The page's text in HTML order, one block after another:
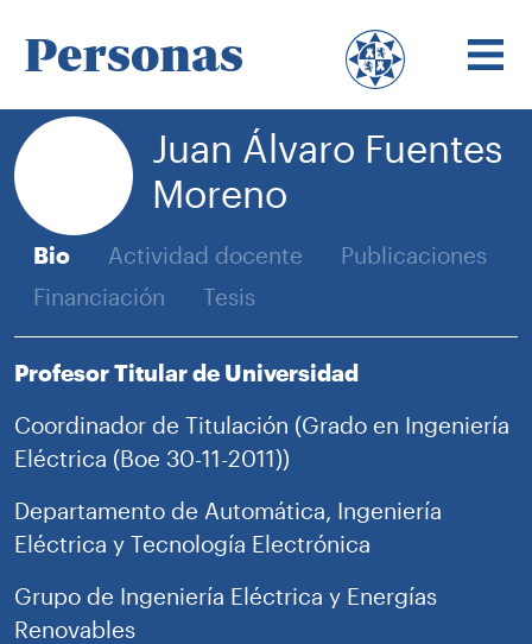
Personas
Juan Álvaro Fuentes
Moreno
Bio Actividad docente
Publicaciones
Financiación
Tesis
Profesor Titular de Universidad
Coordinador de Titulación (Grado en Ingeniería
Eléctrica (Boe 30-11-2011))
Departamento de Automática, Ingeniería
Eléctrica y Tecnología Electrónica
Grupo de Ingeniería Eléctrica y Energías
Renovables